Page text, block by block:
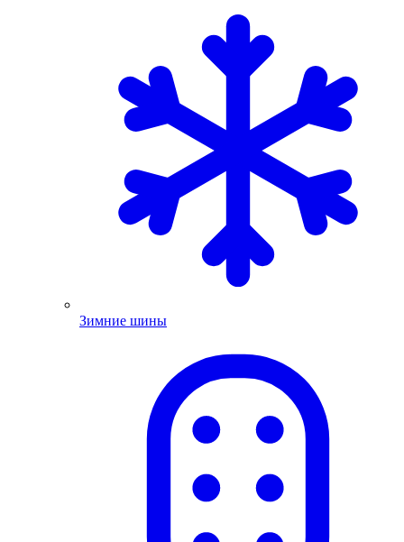
Зимние шины